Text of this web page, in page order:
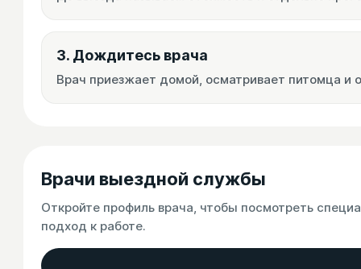
3. Дождитесь врача
Врач приезжает домой, осматривает питомца
Врачи выездной службы
Откройте профиль врача, чтобы посмотреть
подход к работе.